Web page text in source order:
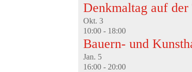
Denkmaltag auf der
Okt. 3
10:00 - 18:00
Bauern- und
Jan. 5
16:00 - 20:00